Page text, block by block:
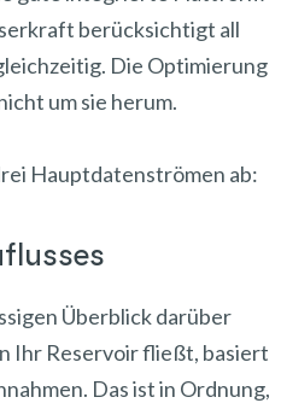
berücksichtigt all
Die Optimierung
um sie herum.
Hauptdatenströmen ab:
Überblick darüber
Ihr Reservoir fließt, basiert
Das ist in Ordnung,